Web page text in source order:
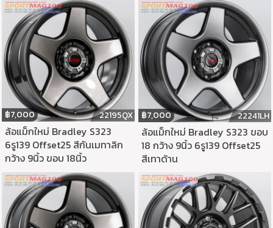
฿7,000 22195QX
ล้อแม็กใหม่ Bradley S323
6รู139 Offset25 สีกันเมทาลิก
กว้าง 9นิ้ว ขอบ 18นิ้ว
฿7,000 22241LH
ล้อแม็กใหม่ Bradley S323 ขอบ
18 กว้าง 9นิ้ว 6รู139 Offset25
สีเทาด้าน